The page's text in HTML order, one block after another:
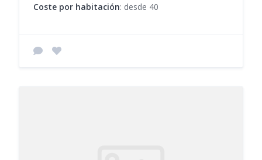
Coste por habitación: desde 40